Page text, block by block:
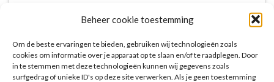
Beheer cookie toestemming
Om de beste ervaringen te bieden, gebruiken wij technologieën zoals
cookies om informatie over je apparaat op te slaan en/of te raadplegen. Door
in te stemmen met deze technologieën kunnen wij gegevens zoals
surfgedrag of unieke ID's op deze site verwerken. Als je geen toestemming
accommodaties te vinden die aansluiten bij mijn
Tim Beukers /Tilburg